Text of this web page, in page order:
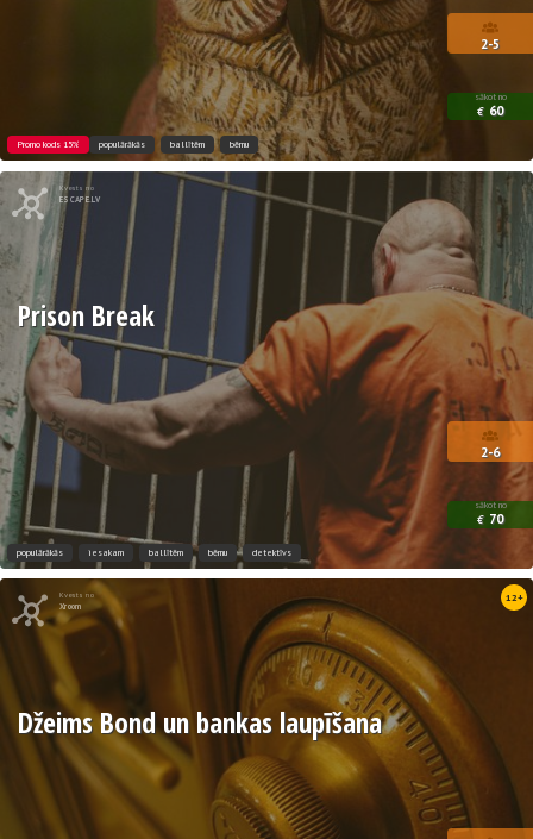
2-5
sākot no
€ 60
Promo kods 15% populārākās ballītēm bērnu
Kvests no
ESCAPE.LV
2-6
sākot no
€ 70
Prison Break
populārākās iesakam ballītēm bērnu detektīvs
Kvests no
Xroom
12+
Džeims Bond un bankas laupīšana